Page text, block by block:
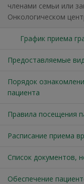
членами семьи или
Онкологическом
График приема
Предоставляемые
Порядок
пациента
Правила посещения
Расписание приема
Список документов,
Обеспечение